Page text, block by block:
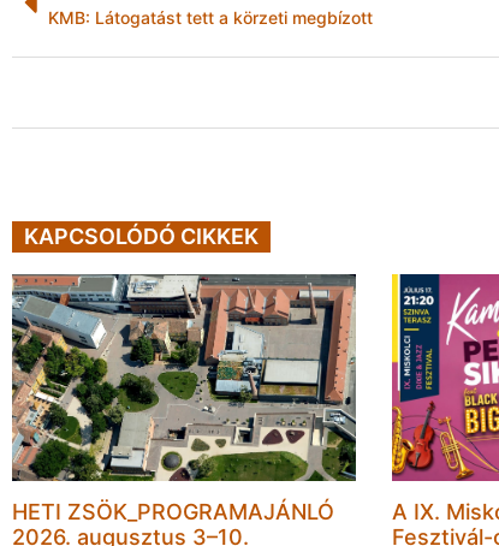
KMB: Látogatást tett a körzeti megbízott
KAPCSOLÓDÓ CIKKEK
HETI ZSÖK_PROGRAMAJÁNLÓ
2026. augusztus 3–10.
A IX.
Fesztivál-